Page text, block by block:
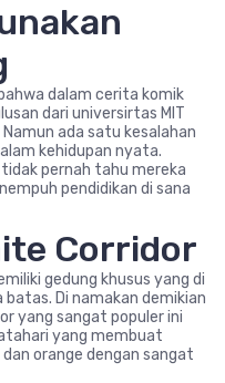
dalam cerita komik
dari universirtas MIT
ada satu kesalahan
kehidupan nyata.
pernah tahu mereka
pendidikan di sana
Corridor
gedung khusus yang di
Di namakan demikian
yang sangat populer ini
yang membuat
orange dengan sangat